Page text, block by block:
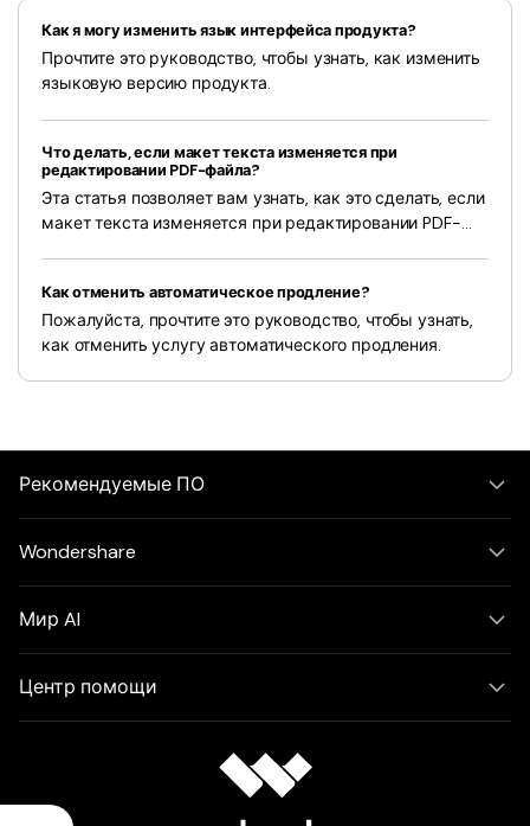
Как я могу изменить язык интерфейса продукта?
Прочтите это руководство, чтобы узнать, как изменить
языковую версию продукта.
Что делать, если макет текста изменяется при
редактировании PDF-файла?
Эта статья позволяет вам узнать, как это сделать, если
макет текста изменяется при редактировании PDF-
Как отменить автоматическое продление?
Пожалуйста, прочтите это руководство, чтобы узнать,
как отменить услугу автоматического продления.
Рекомендуемые ПО
Wondershare
Мир AI
Центр помощи